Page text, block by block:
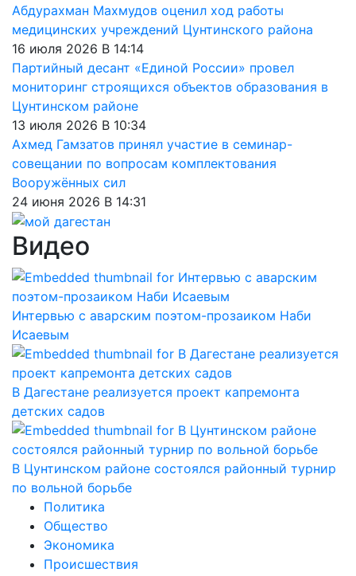
Абдурахман Махмудов оценил ход работы
медицинских учреждений Цунтинского района
16 июля 2026 В 14:14
Партийный десант «Единой России» провел
мониторинг строящихся объектов образования в
Цунтинском районе
13 июля 2026 В 10:34
Ахмед Гамзатов принял участие в семинар-
совещании по вопросам комплектования
Вооружённых сил
24 июня 2026 В 14:31
Видео
Интервью с аварским поэтом-прозаиком Наби
Исаевым
В Дагестане реализуется проект капремонта
детских садов
В Цунтинском районе состоялся районный турнир
по вольной борьбе
Политика
Общество
Экономика
Происшествия